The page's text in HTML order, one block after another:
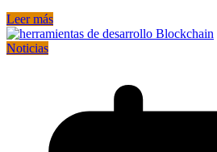
Leer más
Noticias